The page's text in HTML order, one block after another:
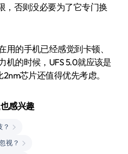
，否则没必要为了它专门换
用的手机已经感觉到卡顿、
机的时候，UFS 5.0就应该是
芯片还值得优先考虑。
感兴趣
？
视？